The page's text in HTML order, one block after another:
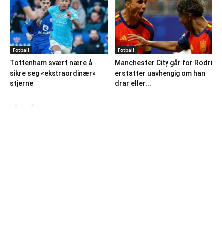
Fotball
Tottenham svært nære å
sikre seg «ekstraordinær»
stjerne
Fotball
Manchester City går for Rodri
erstatter uavhengig om han
drar eller...